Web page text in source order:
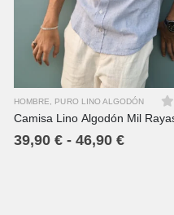
3XL 4XL
HOMBRE PURO LINO ALGODÓN
0
Camisa Lino Algodón Mil
39,90 € - 46,90 €